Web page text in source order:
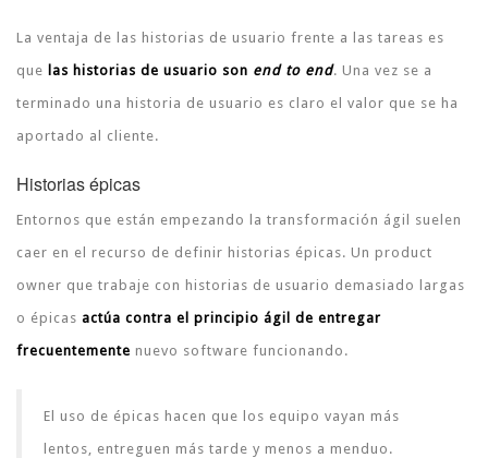
La ventaja de las historias de usuario frente a las tareas es
que las historias de usuario son end to end. Una vez se a
terminado una historia de usuario es claro el valor que se ha
aportado al cliente.
Historias épicas
Entornos que están empezando la transformación ágil suelen
caer en el recurso de definir historias épicas. Un product
owner que trabaje con historias de usuario demasiado largas
o épicas actúa contra el principio ágil de entregar
frecuentemente nuevo software funcionando.
El uso de épicas hacen que los equipo vayan más
lentos, entreguen más tarde y menos a menduo.